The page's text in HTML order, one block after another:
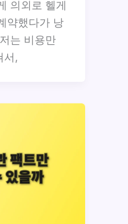
의외로 헬게
약했다가 낭
는 비용만
서,